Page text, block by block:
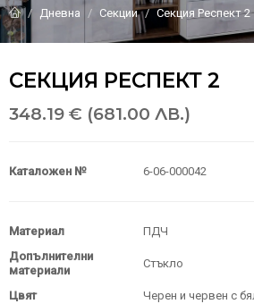
Дневна Секции Секция Респект 2
СЕКЦИЯ РЕСПЕКТ 2
348.19 € (681.00 ЛВ.)
Каталожен № 6-06-000042
Материал
ПДЧ
Допълнителни
материали
Стъкло
Цвят
Черен и червен с